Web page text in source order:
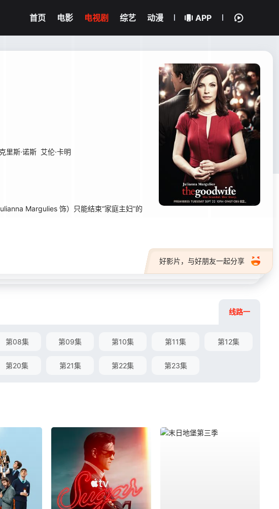
首页 电影 电视剧 综艺 动漫 APP
克里斯·诺斯 艾伦·卡明
Margulies 饰）只能结束“家庭主妇”的
好影片，与好朋友一起分享
线路一
第08集 第09集 第10集 第11集 第12集
第20集 第21集 第22集 第23集